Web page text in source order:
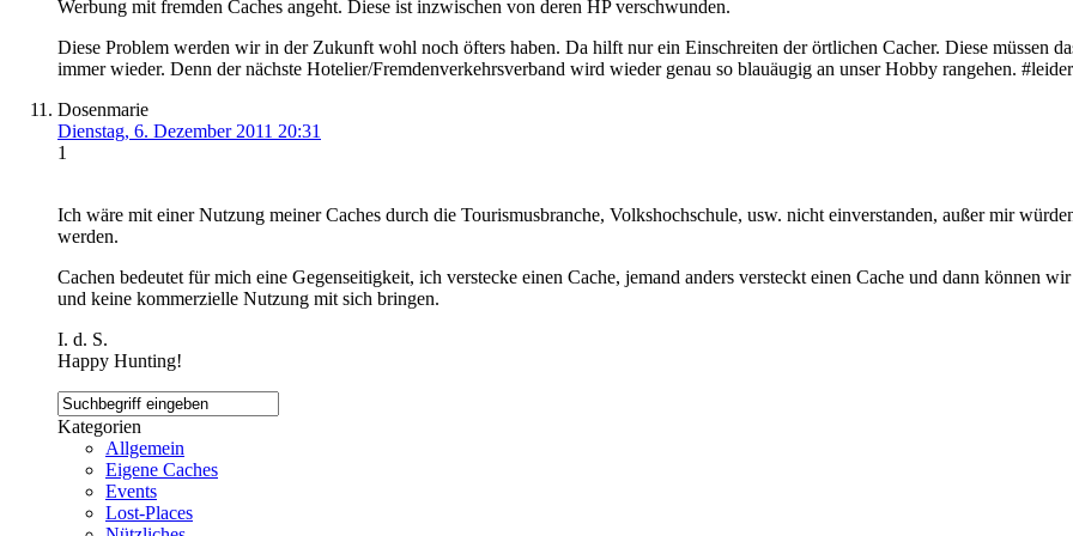
Werbung mit fremden Caches angeht. Diese ist inzwischen von deren HP verschwunden.
Diese Problem werden wir in der Zukunft wohl noch öfters haben. Da hilft nur ein Einschreiten der örtlichen Cacher. Diese müssen
immer wieder. Denn der nächste Hotelier/Fremdenverkehrsverband wird wieder genau so blauäugig an unser Hobby rangehen. #leider
Dosenmarie
Dienstag, 6. Dezember 2011 20:31
1
Ich wäre mit einer Nutzung meiner Caches durch die Tourismusbranche, Volkshochschule, usw. nicht einverstanden, außer mir
werden.
Cachen bedeutet für mich eine Gegenseitigkeit, ich verstecke einen Cache, jemand anders versteckt einen Cache und dann können
und keine kommerzielle Nutzung mit sich bringen.
I. d. S.
Happy Hunting!
Kategorien
Allgemein
Eigene Caches
Events
Lost-Places